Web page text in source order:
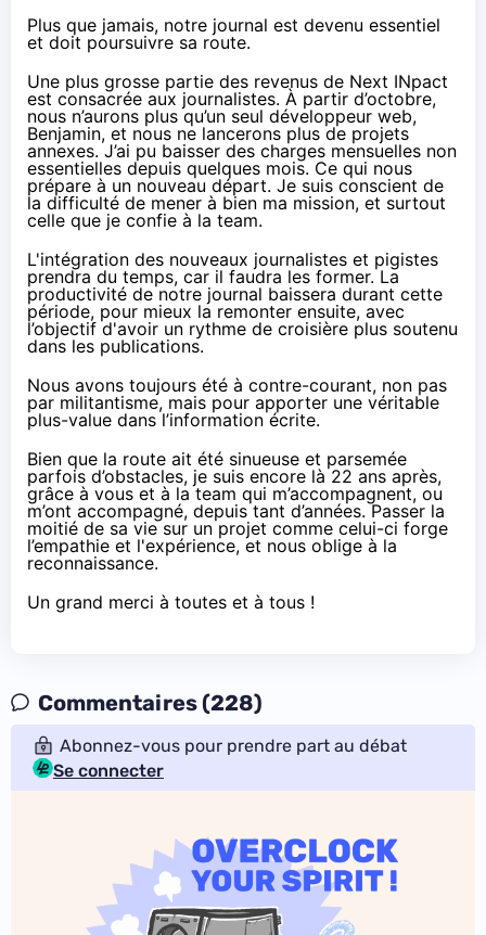
Plus que jamais, notre journal est devenu essentiel
et doit poursuivre sa route.
Une plus grosse partie des revenus de Next INpact
est consacrée aux journalistes. À partir d’octobre,
nous n’aurons plus qu’un seul développeur web,
Benjamin, et nous ne lancerons plus de projets
annexes. J’ai pu baisser des charges mensuelles non
essentielles depuis quelques mois. Ce qui nous
prépare à un nouveau départ. Je suis conscient de
la difficulté de mener à bien ma mission, et surtout
celle que je confie à la team.
L'intégration des nouveaux journalistes et pigistes
prendra du temps, car il faudra les former. La
productivité de notre journal baissera durant cette
période, pour mieux la remonter ensuite, avec
l’objectif d'avoir un rythme de croisière plus soutenu
dans les publications.
Nous avons toujours été à contre-courant, non pas
par militantisme, mais pour apporter une véritable
plus-value dans l’information écrite.
Bien que la route ait été sinueuse et parsemée
parfois d’obstacles, je suis encore là 22 ans après,
grâce à vous et à la team qui m’accompagnent, ou
m’ont accompagné, depuis tant d’années. Passer la
moitié de sa vie sur un projet comme celui-ci forge
l’empathie et l'expérience, et nous oblige à la
reconnaissance.
Un grand merci à toutes et à tous !
Commentaires (228)
Abonnez-vous pour prendre part au débat
Se connecter